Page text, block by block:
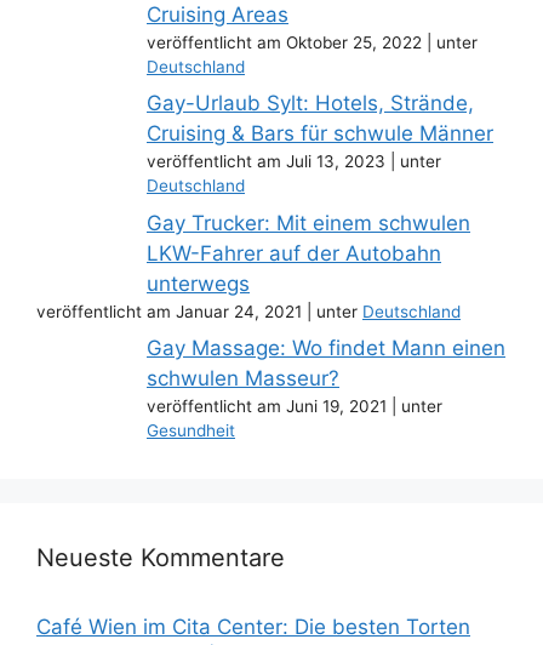
Cruising Areas
veröffentlicht am Oktober 25, 2022
unter
Deutschland
Gay-Urlaub Sylt: Hotels, Strände,
Cruising & Bars für schwule Männer
veröffentlicht am Juli 13, 2023
unter
Deutschland
Gay Trucker: Mit einem schwulen
LKW-Fahrer auf der Autobahn
unterwegs
veröffentlicht am Januar 24, 2021 unter Deutschland
Gay Massage: Wo findet Mann einen
schwulen Masseur?
veröffentlicht am Juni 19, 2021
unter
Gesundheit
Neueste Kommentare
Café Wien im Cita Center: Die besten Torten